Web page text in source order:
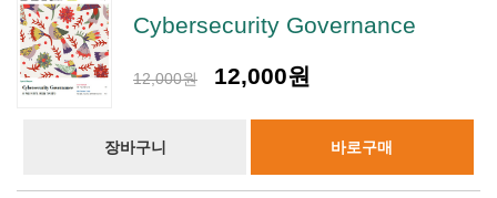
Cybersecurity Governance
12,000원 12,000원
장바구니 바로구매